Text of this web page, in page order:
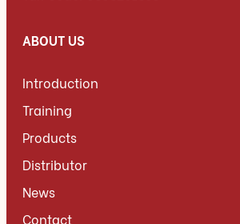
ABOUT US
Introduction
Training
Products
Distributor
News
Contact